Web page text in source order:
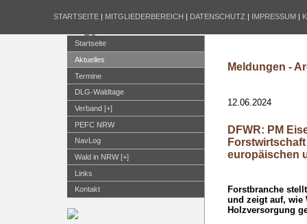
STARTSEITE | MITGLIEDERBEREICH | DATENSCHUTZ | IMPRESSUM |
Startseite
Aktuelles
Termine
DLG-Waldtage
Verband [+]
PEFC NRW
NavLog
Wald in NRW [+]
Links
Kontakt
Meldungen -
12.06.2024
DFWR: PM
europäischen
Forstbranche
und zeigt auf, wie
Holzversorgung